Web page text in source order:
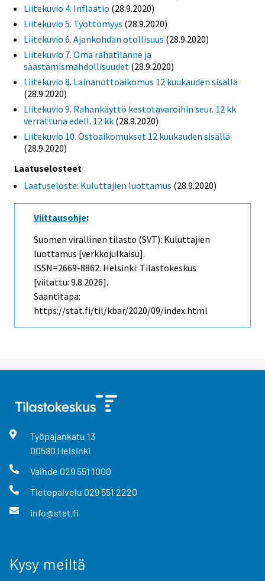
Liitekuvio 4. Inflaatio (28.9.2020)
Liitekuvio 5. Työttömyys (28.9.2020)
Liitekuvio 6. Ajankohdan otollisuus (28.9.2020)
Liitekuvio 7. Oma rahatilanne ja
säästämismahdollisuudet (28.9.2020)
Liitekuvio 8. Lainanottoaikomus 12 kuukauden sisällä
(28.9.2020)
Liitekuvio 9. Rahankäyttö kestotavaroihin seur. 12 kk
verrattuna edell. 12 kk (28.9.2020)
Liitekuvio 10. Ostoaikomukset 12 kuukauden sisällä
(28.9.2020)
Laatuselosteet
Laatuseloste: Kuluttajien luottamus (28.9.2020)
Viittausohje:
Suomen virallinen tilasto (SVT): Kuluttajien
luottamus [verkkojulkaisu].
ISSN=2669-8862. Helsinki: Tilastokeskus
[viitattu: 9.8.2026].
Saantitapa:
https://stat.fi/til/kbar/2020/09/index.html
Työpajankatu 13
00580 Helsinki
Vaihde 029 551 1000
Tietopalvelu 029 551 2220
info@stat.fi
Kysy meiltä